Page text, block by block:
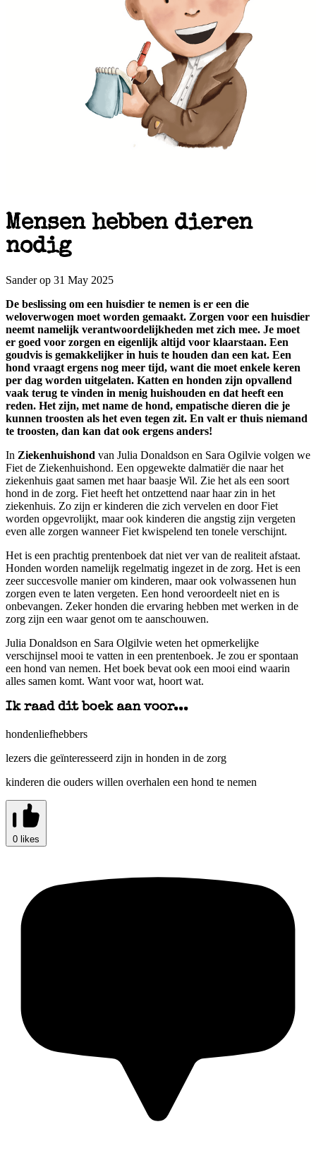
Mensen hebben dieren
nodig
Sander op 31 May 2025
De beslissing om een huisdier te nemen is er een die
weloverwogen moet worden gemaakt. Zorgen voor een huisdier
neemt namelijk verantwoordelijkheden met zich mee. Je moet
er goed voor zorgen en eigenlijk altijd voor klaarstaan. Een
goudvis is gemakkelijker in huis te houden dan een kat. Een
hond vraagt ergens nog meer tijd, want die moet enkele keren
per dag worden uitgelaten. Katten en honden zijn opvallend
vaak terug te vinden in menig huishouden en dat heeft een
reden. Het zijn, met name de hond, empatische dieren die je
kunnen troosten als het even tegen zit. En valt er thuis niemand
te troosten, dan kan dat ook ergens anders!
In Ziekenhuishond van Julia Donaldson en Sara Ogilvie volgen we
Fiet de Ziekenhuishond. Een opgewekte dalmatiër die naar het
ziekenhuis gaat samen met haar baasje Wil. Zie het als een soort
hond in de zorg. Fiet heeft het ontzettend naar haar zin in het
ziekenhuis. Zo zijn er kinderen die zich vervelen en door Fiet
worden opgevrolijkt, maar ook kinderen die angstig zijn vergeten
even alle zorgen wanneer Fiet kwispelend ten tonele verschijnt.
Het is een prachtig prentenboek dat niet ver van de realiteit afstaat.
Honden worden namelijk regelmatig ingezet in de zorg. Het is een
zeer succesvolle manier om kinderen, maar ook volwassenen hun
zorgen even te laten vergeten. Een hond veroordeelt niet en is
onbevangen. Zeker honden die ervaring hebben met werken in de
zorg zijn een waar genot om te aanschouwen.
Julia Donaldson en Sara Olgilvie weten het opmerkelijke
verschijnsel mooi te vatten in een prentenboek. Je zou er spontaan
een hond van nemen. Het boek bevat ook een mooi eind waarin
alles samen komt. Want voor wat, hoort wat.
Ik raad dit boek aan voor...
hondenliefhebbers
lezers die geïnteresseerd zijn in honden in de zorg
kinderen die ouders willen overhalen een hond te nemen
0 likes